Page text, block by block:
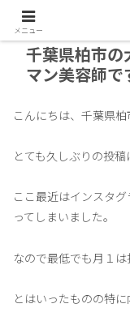
千葉県柏市の
マン美容師で
こんにちは、千葉県
とても久しぶりの投稿
ここ最近はインスタ
ってしまいました。
なので最低でも月１
とはいったものの特
メニュー